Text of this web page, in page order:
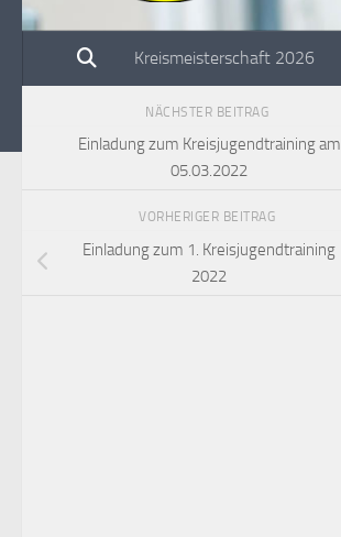
Kreismeisterschaft 2026
NÄCHSTER BEITRAG
Einladung zum Kreisjugendtraining am
05.03.2022
VORHERIGER BEITRAG
Einladung zum 1. Kreisjugendtraining
2022